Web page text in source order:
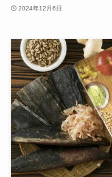
2024年12月6日